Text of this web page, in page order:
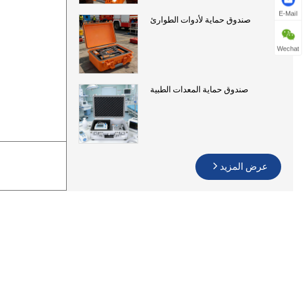
صندوق حماية لأدوات الطوارئ
صندوق حماية المعدات الطبية
عرض المزيد
E-Mail
Wechat